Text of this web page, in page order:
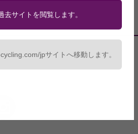
去サイトを閲覧します。
jpサイトへ移動します。